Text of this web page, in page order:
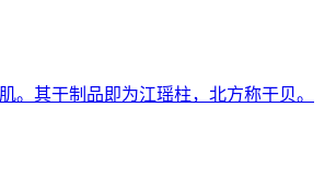
其干制品即为江瑶柱，北方称干贝。